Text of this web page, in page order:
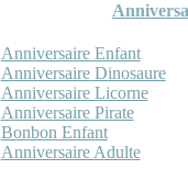
Anniversaire Enfant
Anniversaire Dinosaure
Anniversaire Licorne
Anniversaire Pirate
Bonbon Enfant
Anniversaire Adulte